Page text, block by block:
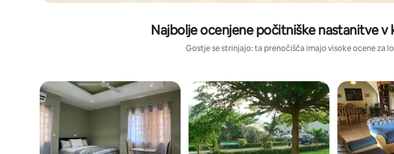
Najbolje ocenjene počitniške nastanitve v
Gostje se strinjajo: ta prenočišča imajo visoke ocene za